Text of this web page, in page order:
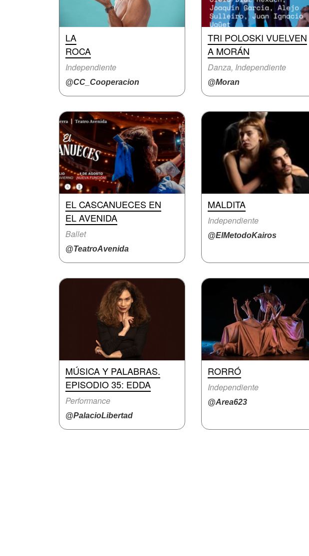
LA
ROCA
Independiente
@CC_Cooperacion
TRI POLOSKI VUELVEN
A MORÁN
Danza, Independiente
@Moran
EL CASCANUECES EN
EL AVENIDA
Ballet
@TeatroAvenida
MALDITA
Independiente
@ElMetodoKairos
MÚSICA Y PALABRAS.
EPISODIO 35: EDDA
Performance
@PalacioLibertad
RORRÓ
Independiente
@Area623